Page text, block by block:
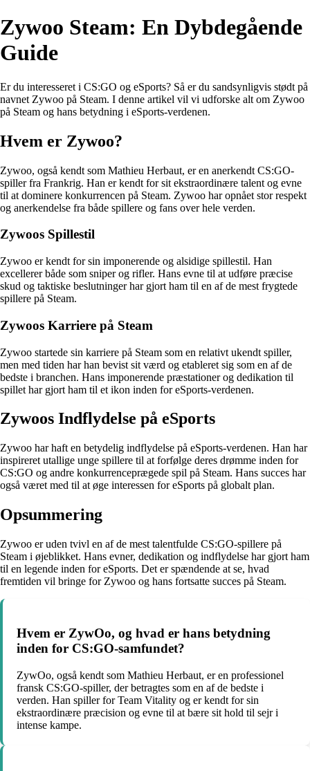
Zywoo Steam: En Dybdegående
Guide
Er du interesseret i CS:GO og eSports? Så er du sandsynligvis stødt på
navnet Zywoo på Steam. I denne artikel vil vi udforske alt om Zywoo
på Steam og hans betydning i eSports-verdenen.
Hvem er Zywoo?
Zywoo, også kendt som Mathieu Herbaut, er en anerkendt CS:GO-
spiller fra Frankrig. Han er kendt for sit ekstraordinære talent og evne
til at dominere konkurrencen på Steam. Zywoo har opnået stor respekt
og anerkendelse fra både spillere og fans over hele verden.
Zywoos Spillestil
Zywoo er kendt for sin imponerende og alsidige spillestil. Han
excellerer både som sniper og rifler. Hans evne til at udføre præcise
skud og taktiske beslutninger har gjort ham til en af de mest frygtede
spillere på Steam.
Zywoos Karriere på Steam
Zywoo startede sin karriere på Steam som en relativt ukendt spiller,
men med tiden har han bevist sit værd og etableret sig som en af de
bedste i branchen. Hans imponerende præstationer og dedikation til
spillet har gjort ham til et ikon inden for eSports-verdenen.
Zywoos Indflydelse på eSports
Zywoo har haft en betydelig indflydelse på eSports-verdenen. Han har
inspireret utallige unge spillere til at forfølge deres drømme inden for
CS:GO og andre konkurrenceprægede spil på Steam. Hans succes har
også været med til at øge interessen for eSports på globalt plan.
Opsummering
Zywoo er uden tvivl en af de mest talentfulde CS:GO-spillere på
Steam i øjeblikket. Hans evner, dedikation og indflydelse har gjort ham
til en legende inden for eSports. Det er spændende at se, hvad
fremtiden vil bringe for Zywoo og hans fortsatte succes på Steam.
Hvem er ZywOo, og hvad er hans betydning
inden for CS:GO-samfundet?
ZywOo, også kendt som Mathieu Herbaut, er en professionel
fransk CS:GO-spiller, der betragtes som en af de bedste i
verden. Han spiller for Team Vitality og er kendt for sin
ekstraordinære præcision og evne til at bære sit hold til sejr i
intense kampe.